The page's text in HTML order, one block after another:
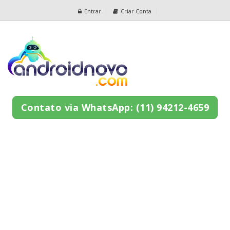
Entrar Criar Conta
Contato via WhatsApp: (11) 94212-4659